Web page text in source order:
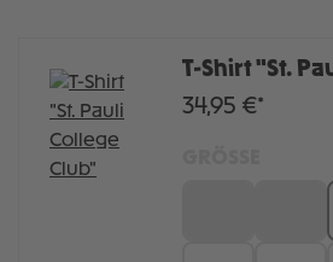
T-Shirt "St.
34,95 €*